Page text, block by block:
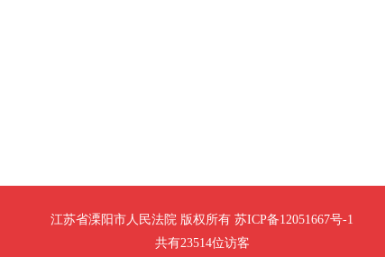
江苏省溧阳市人民法院 版权所有 苏ICP备12051667号-1
共有23514位访客